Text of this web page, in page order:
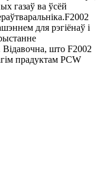
газаў ва ўсёй
для рэгіёнаў і
Відавочна, што F2002
прадуктам PCW